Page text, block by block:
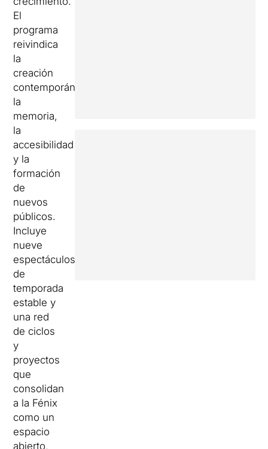
El
programa
reivindica
la
creación
contemporánea,
la
memoria,
la
accesibilidad
y la
formación
de
nuevos
públicos.
Incluye
nueve
espectáculos
de
temporada
estable y
una red
de ciclos
y
proyectos
que
consolidan
a la Fénix
como un
espacio
abierto,